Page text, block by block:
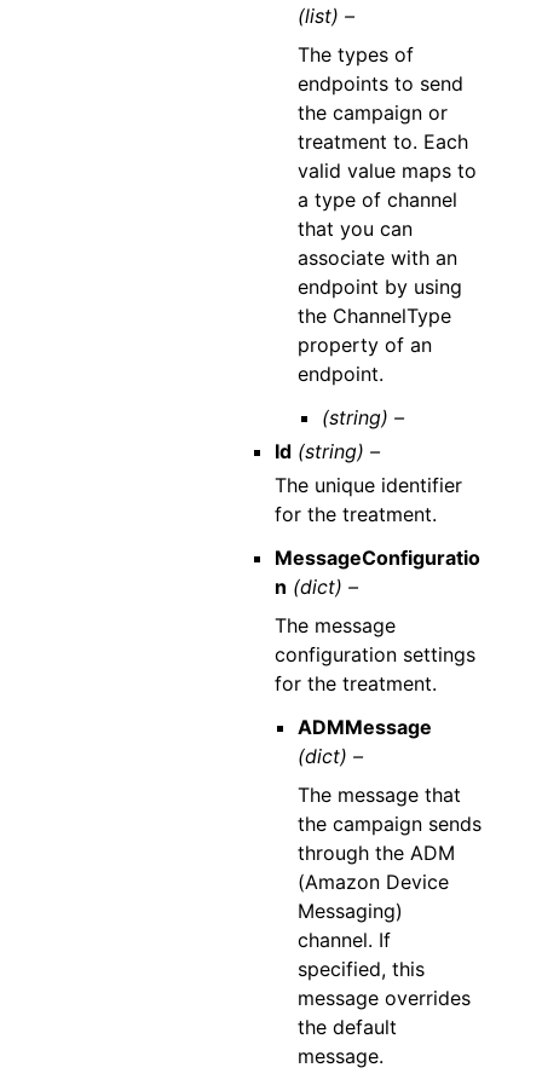
(list) –
The types of
endpoints to send
the campaign or
treatment to. Each
valid value maps to
a type of channel
that you can
associate with an
endpoint by using
the ChannelType
property of an
endpoint.
(string) –
Id (string) –
The unique identifier
for the treatment.
MessageConfiguratio
n (dict) –
The message
configuration settings
for the treatment.
ADMMessage
(dict) –
The message that
the campaign sends
through the ADM
(Amazon Device
Messaging)
channel. If
specified, this
message overrides
the default
message.